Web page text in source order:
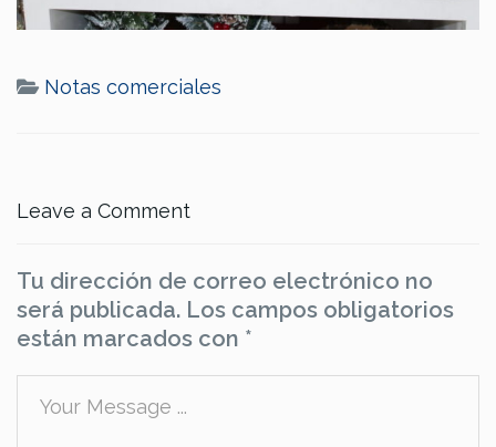
Notas comerciales
Leave a Comment
Tu dirección de correo electrónico no
será publicada. Los campos obligatorios
están marcados con *